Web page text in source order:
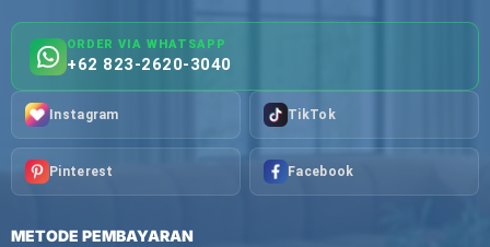
ORDER VIA WHATSAPP
+62 823-2620-3040
Instagram TikTok
Pinterest Facebook
METODE PEMBAYARAN